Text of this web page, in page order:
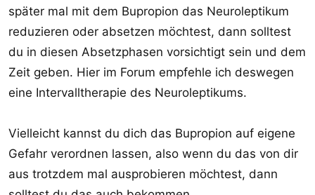
später mal mit dem Bupropion das Neuroleptikum
reduzieren oder absetzen möchtest, dann solltest
du in diesen Absetzphasen vorsichtigt sein und dem
Zeit geben. Hier im Forum empfehle ich deswegen
eine Intervalltherapie des Neuroleptikums.
Vielleicht kannst du dich das Bupropion auf eigene
Gefahr verordnen lassen, also wenn du das von dir
aus trotzdem mal ausprobieren möchtest, dann